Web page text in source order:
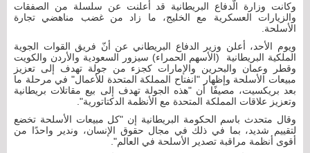
وكانت وزارة الّدفاع البريطانية قد أعلنت عن سلسلة من الصفقات
والزيارات العسكرية مع الخليج، ما زاد من غضب مناهضي تجارة
الأسلحة.
ويوم الأحد، أعلن وزير الدفاع البريطاني عن أنّ فريق القوات الجوية
الملكية البريطانية (الأسهم الحمراء) سيزور السعودية والأردن والكويت
وقطر وعمان والبحرين والإمارات كجزء من جولة تهدف إلى تعزيز
مبيعات الأسلحة وإظهار "انفتاح المملكة المتحدة للأعمال" في مرحلة ما
بعد بريكسيت، مصيفًا أن "هذه الجولة تهدف إلى بيع مقاتلات بريطانية
وتعزيز علاقات المملكة المتحدة مع الأنظمة الدكتاتورية".
وقال متحدث باسم الحكومة البريطانية إن "كل مبيعات الأسلحة تخضع
لتقييم شديد، بما في ذلك في مجال حقوق الإنسان، وندير واحدًا من
أقوى أنظمة مراقبة تصدير الأسلحة في العالم".